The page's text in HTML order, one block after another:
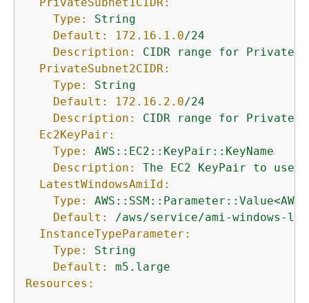
Type:
String
Default:
172.16 .1 .0/24
Description:
CIDR range for Private
PrivateSubnet2CIDR:
Type:
String
Default:
172.16 .2 .0/24
Description:
CIDR range for Private
Ec2KeyPair:
Type:
AWS::EC2::KeyPair::KeyName
Description:
The EC2 KeyPair to use
LatestWindowsAmiId:
Type:
Default:
/aws/service/ami-windows-
InstanceTypeParameter:
Type:
String
Default:
m5.large
Resources: